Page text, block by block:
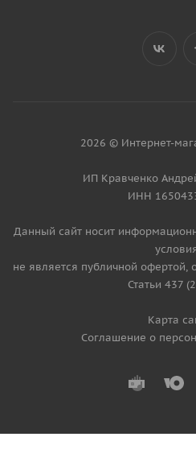
2026 © Интернет-
ИП Кравченко
ИНН
Данный сайт носит
не является публичной
Статьи 437
Карта
Соглашение о